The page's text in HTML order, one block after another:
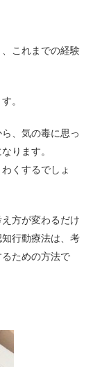
これまでの経験
。
、気の毒に思っ
ります。
くするでしょ
方が変わるだけ
行動療法は、考
ための方法で